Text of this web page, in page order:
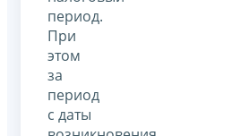
период.
При
этом
за
период
с даты